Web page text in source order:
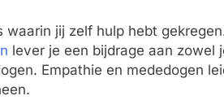
jij zelf hulp hebt
lever je een bijdrage aan zowel
Empathie en mededogen